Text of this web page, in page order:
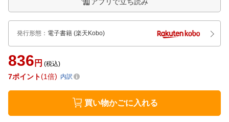
発行形態 ： 電子書籍 (楽天Kobo)
836 円 (税込)
7ポイント 1倍 内訳
買い物かごに入れる